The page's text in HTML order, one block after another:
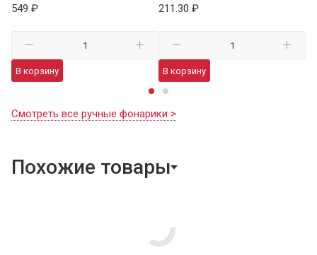
549 ₽
В корзину
211.30 ₽
В корзину
Смотреть все ручные фонарики >
Похожие товары